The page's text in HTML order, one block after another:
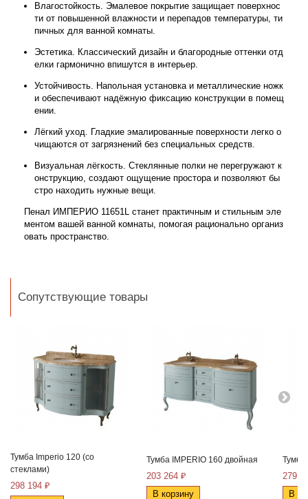
Влагостойкость. Эмалевое покрытие защищает поверхнос
ти от повышенной влажности и перепадов температуры, ти
пичных для ванной комнаты.
Эстетика. Классический дизайн и благородные оттенки отд
елки гармонично впишутся в интерьер.
Устойчивость. Напольная установкаи металлические ножк
и обеспечивают надёжную фиксацию конструкции в помещ
ении.
Лёгкий уход. Гладкие эмалированные поверхности легко о
чищаются от загрязнений без специальных средств.
Визуальная лёгкость. Стеклянные полки не перегружают к
онструкцию, создают ощущение простораи позволяют бы
стро находить нужные вещи.
Пенал ИМПЕРИО 11651L станет практичным и стильным эле
ментом вашей ванной комнаты, помогая рационально организ
овать пространство.
Сопутствующие товары
Тумба Imperio 120 (со
стеклами)
298 194 ₽
Тумба IMPERIO 160 двойная
203 264 ₽
В корзину
Тумба
279
В